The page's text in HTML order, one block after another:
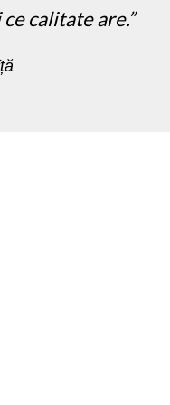
calitate are.”